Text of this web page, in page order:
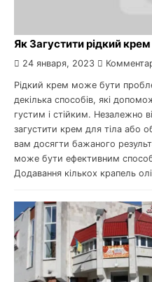
Як Загустити рідкий крем
24 января, 2023
Рідкий крем може бути
декілька способів, які
густим і стійким. Незалежно
загустити крем для тіла або
вам досягти бажаного
може бути ефективним
Додавання кількох крапель